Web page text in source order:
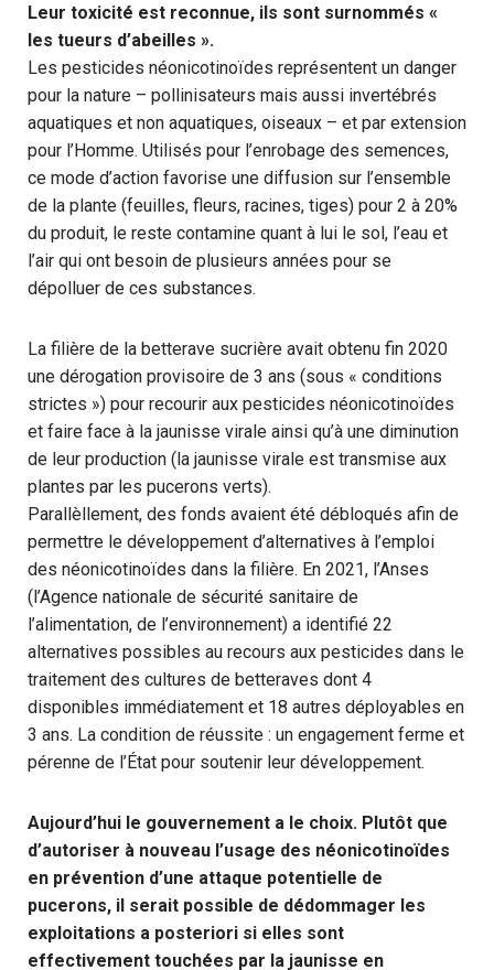
Leur toxicité est reconnue, ils sont surnommés «
les tueurs d’abeilles ».
Les pesticides néonicotinoïdes représentent un danger
pour la nature – pollinisateurs mais aussi invertébrés
aquatiques et non aquatiques, oiseaux – et par extension
pour l’Homme. Utilisés pour l’enrobage des semences,
ce mode d’action favorise une diffusion sur l’ensemble
de la plante (feuilles, fleurs, racines, tiges) pour 2 à 20%
du produit, le reste contamine quant à lui le sol, l’eau et
l’air qui ont besoin de plusieurs années pour se
dépolluer de ces substances.
La filière de la betterave sucrière avait obtenu fin 2020
une dérogation provisoire de 3 ans (sous « conditions
strictes ») pour recourir aux pesticides néonicotinoïdes
et faire face à la jaunisse virale ainsi qu’à une diminution
de leur production (la jaunisse virale est transmise aux
plantes par les pucerons verts).
Parallèllement, des fonds avaient été débloqués afin de
permettre le développement d’alternatives à l’emploi
des néonicotinoïdes dans la filière. En 2021, l’Anses
(l’Agence nationale de sécurité sanitaire de
l’alimentation, de l’environnement) a identifié 22
alternatives possibles au recours aux pesticides dans le
traitement des cultures de betteraves dont 4
disponibles immédiatement et 18 autres déployables en
3 ans. La condition de réussite : un engagement ferme et
pérenne de l’État pour soutenir leur développement.
Aujourd’hui le gouvernement a le choix. Plutôt que
d’autoriser à nouveau l’usage des néonicotinoïdes
en prévention d’une attaque potentielle de
pucerons, il serait possible de dédommager les
exploitations a posteriori si elles sont
effectivement touchées par la jaunisse en